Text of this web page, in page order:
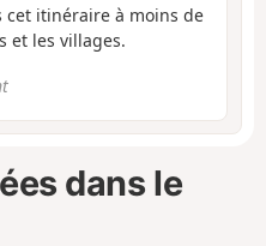
cet itinéraire à moins de
et les villages.
dans le